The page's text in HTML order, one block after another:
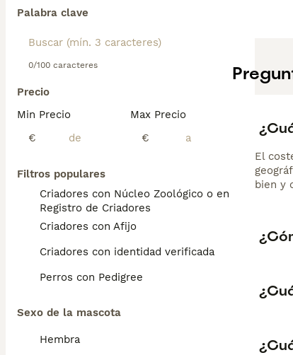
Palabra clave
0/100 caracteres
Precio
Min Precio
€
Max Precio
€
Filtros populares
Criadores con Núcleo Zoológico o en el
Registro de Criadores
Criadores con Afijo
Criadores con identidad verificada
Perros con Pedigree
Sexo de la mascota
Hembra
El
bien y